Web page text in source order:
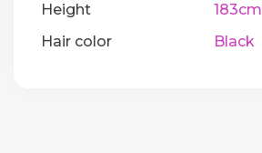
Height
183cm
Hair color
Black